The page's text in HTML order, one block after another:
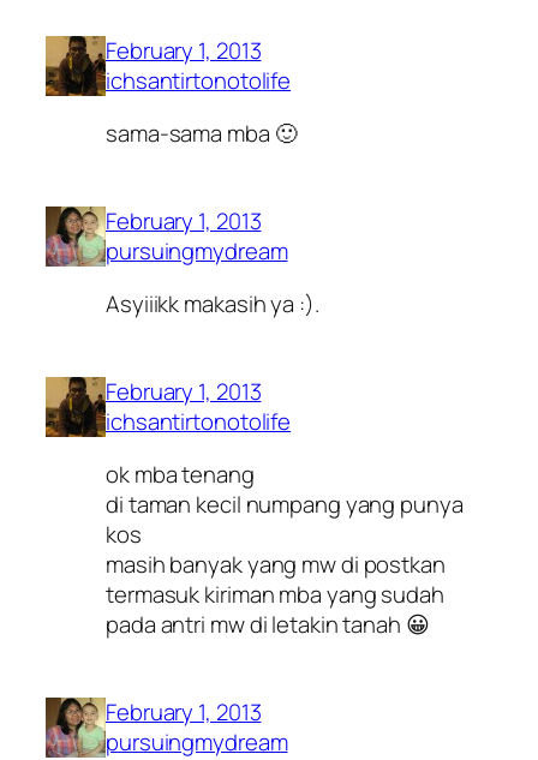
February 1, 2013
ichsantirtonotolife
sama-sama mba 🙂
February 1, 2013
pursuingmydream
Asyiiikk makasih ya :).
February 1, 2013
ichsantirtonotolife
ok mba tenang
di taman kecil numpang yang punya
kos
masih banyak yang mw di postkan
termasuk kiriman mba yang sudah
pada antri mw di letakin tanah 😀
February 1, 2013
pursuingmydream